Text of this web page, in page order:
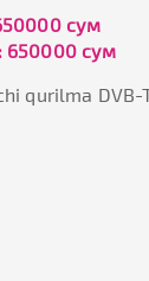
сум
650000 сум
qurilma DVB-